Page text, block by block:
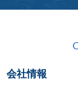
会社情報